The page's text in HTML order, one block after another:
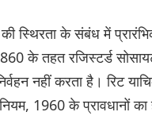
स्थिरता के संबंध में
के तहत रजिस्टर्ड
नहीं करता है। रिट
1960 के